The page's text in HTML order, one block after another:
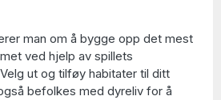
man om å bygge opp det mest
ved hjelp av spillets
ut og tilføy habitater til ditt
befolkes med dyreliv for å